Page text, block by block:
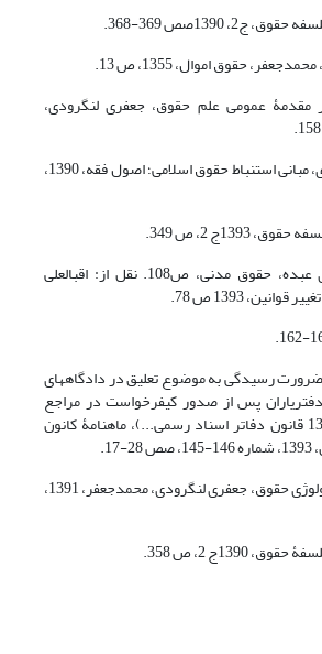
ج2، 1390صص 369-368.
حقوق اموال، 1355، ص 13.
عمومی علم حقوق، جعفری لنگرودی،
. ابوالحسن محمدی، مبانی استنباط حقوق اسلامی؛ اصول فقه، 1390،
1393ج 2، ص 349.
. محمد بروجردی عبده، حقوق مدنی، ص108. نقل از: اقبال‏علی
1393 ص 78.
رسیدگی به موضوع تعلیق در دادگاه‏های
پس از صدور کیفرخواست در مراجع
قضائی (موضوع ماده 13 قانون دفاتر اسناد رسمی...)، ماهنامۀ کانون
. مبسوط در ترمینولوژی حقوق، جعفری لنگرودی، محمدجعفر، 1391،
1390ج 2، ص 358.